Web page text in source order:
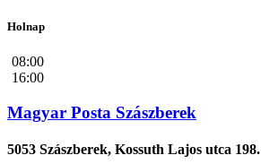
Holnap
08:00
16:00
Magyar Posta Szászberek
5053 Szászberek, Kossuth Lajos utca 198.